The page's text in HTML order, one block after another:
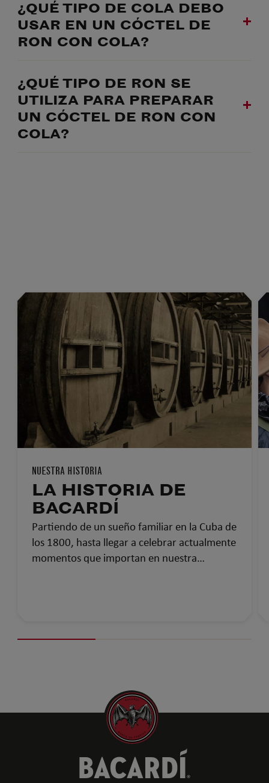
¿QUÉ TIPO DE COLA DEBO
USAR EN UN CÓCTEL DE
RON CON COLA?
¿QUÉ TIPO DE RON SE
UTILIZA PARA PREPARAR
UN CÓCTEL DE RON CON
COLA?
NUESTRA HISTORIA
LA HISTORIA DE
BACARDÍ
Partiendo de un sueño familiar en la Cuba de
los 1800, hasta llegar a celebrar actualmente
momentos que importan en nuestra